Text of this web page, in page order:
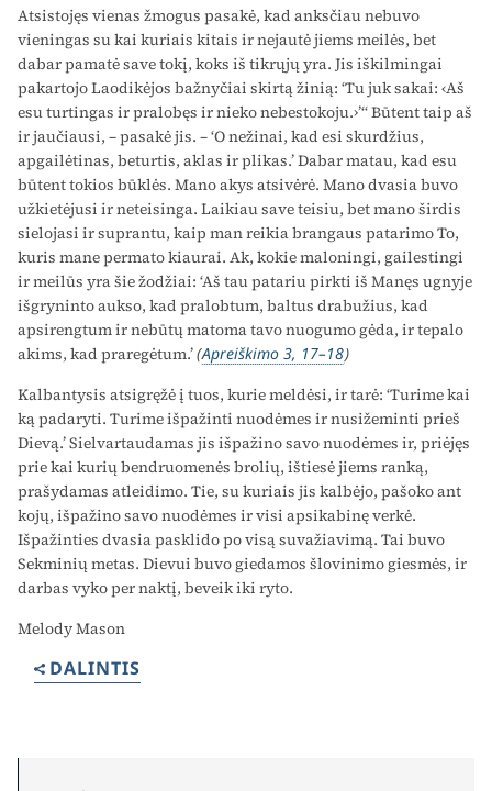
Atsistojęs vienas žmogus pasakė, kad anksčiau nebuvo
vieningas su kai kuriais kitais ir nejautė jiems meilės, bet
dabar pamatė save tokį, koks iš tikrųjų yra. Jis iškilmingai
pakartojo Laodikėjos bažnyčiai skirtą žinią: ‘Tu juk sakai: ‹Aš
esu turtingas ir pralobęs ir nieko nebestokoju.›’“ Būtent taip aš
ir jaučiausi, – pasakė jis. – ‘O nežinai, kad esi skurdžius,
apgailėtinas, beturtis, aklas ir plikas.’ Dabar matau, kad esu
būtent tokios būklės. Mano akys atsivėrė. Mano dvasia buvo
užkietėjusi ir neteisinga. Laikiau save teisiu, bet mano širdis
sielojasi ir suprantu, kaip man reikia brangaus patarimo To,
kuris mane permato kiaurai. Ak, kokie maloningi, gailestingi
ir meilūs yra šie žodžiai: ‘Aš tau patariu pirkti iš Manęs ugnyje
išgryninto aukso, kad pralobtum, baltus drabužius, kad
apsirengtum ir nebūtų matoma tavo nuogumo gėda, ir tepalo
akims, kad praregėtum.’(Apreiškimo 3, 17–18)
Kalbantysis atsigręžė į tuos, kurie meldėsi, ir tarė: ‘Turime kai
ką padaryti. Turime išpažinti nuodėmes ir nusižeminti prieš
Dievą.’ Sielvartaudamas jis išpažino savo nuodėmes ir, priėjęs
prie kai kurių bendruomenės brolių, ištiesė jiems ranką,
prašydamas atleidimo. Tie, su kuriais jis kalbėjo, pašoko ant
kojų, išpažino savo nuodėmes ir visi apsikabinę verkė.
Išpažinties dvasia pasklido po visą suvažiavimą. Tai buvo
Sekminių metas. Dievui buvo giedamos šlovinimo giesmės, ir
darbas vyko per naktį, beveik iki ryto.
Melody Mason
DALINTIS
Search for: